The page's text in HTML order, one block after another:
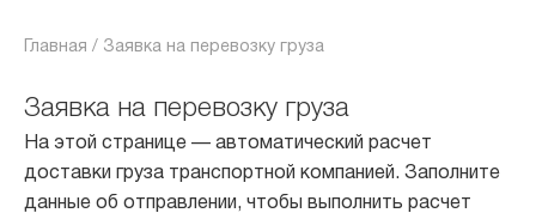
Главная / Заявка на перевозку груза
Заявка на перевозку груза
На этой странице — автоматический расчет
доставки груза транспортной компанией. Заполните
данные об отправлении, чтобы выполнить расчет